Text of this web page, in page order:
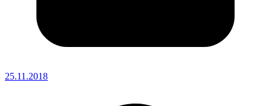
25.11.2018